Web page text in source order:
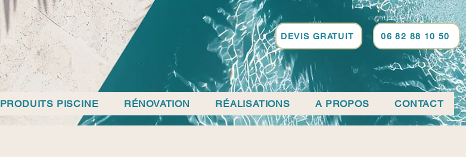
PRODUITS PISCINE RÉNOVATION RÉALISATIONS A PROPOS CONTACT
DEVIS GRATUIT 06 82 88 10 50